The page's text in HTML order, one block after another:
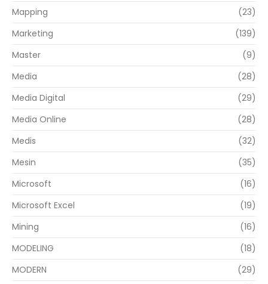
Mapping
(23)
Marketing
(139)
Master
(9)
Media
(28)
Media Digital
(29)
Media Online
(28)
Medis
(32)
Mesin
(35)
Microsoft
(16)
Microsoft Excel
(19)
Mining
(16)
MODELING
(18)
MODERN
(29)